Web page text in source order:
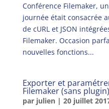
Conférence Filemaker,
journée était consacrée
de cURL et JSON
Filemaker. Occasion
nouvelles fonctions...
Exporter et
Filemaker (sans plugin)
par julien| 20 juillet